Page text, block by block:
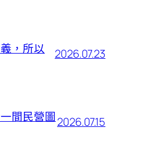
，所以 2026.07.23
間民營圖2026.07.15